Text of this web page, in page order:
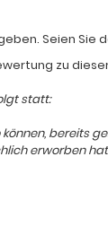
Seien Sie
zu
statt:
bereits
erworben